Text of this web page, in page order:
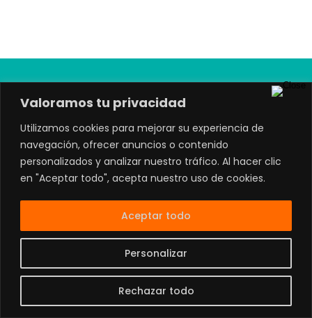
Valoramos tu privacidad
Utilizamos cookies para mejorar su experiencia de
navegación, ofrecer anuncios o contenido
personalizados y analizar nuestro tráfico. Al hacer clic
en "Aceptar todo", acepta nuestro uso de cookies.
Personalizar
Rechazar todo
Aceptar todo
Contacto:81 4738 0949|Aviso de Privacidad|
Ubicación|Términos y Condiciones
Develop by@MrJorgeRios